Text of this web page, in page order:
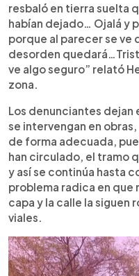
resbaló en tierra suelta
habían dejado… Ojalá y
porque al parecer se ve
desorden
ve algo seguro” relató
zona.
Los denunciantes dejan
se intervengan en
de forma adecuada,
han circulado, el tramo
y así se continúa hasta
problema radica en que
capa y la calle la siguen
viales.